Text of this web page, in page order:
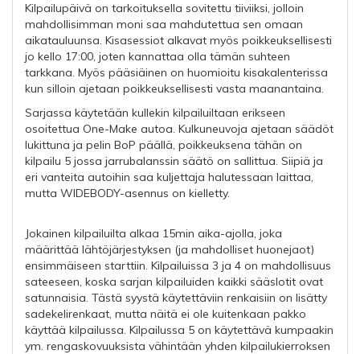
Kilpailupäivä on tarkoituksella sovitettu tiiviiksi, jolloin
mahdollisimman moni saa mahdutettua sen omaan
aikatauluunsa. Kisasessiot alkavat myös poikkeuksellisesti
jo kello 17:00, joten kannattaa olla tämän suhteen
tarkkana. Myös pääsiäinen on huomioitu kisakalenterissa
kun silloin ajetaan poikkeuksellisesti vasta maanantaina.
Sarjassa käytetään kullekin kilpailuiltaan erikseen
osoitettua One-Make autoa. Kulkuneuvoja ajetaan säädöt
lukittuna ja pelin BoP päällä, poikkeuksena tähän on
kilpailu 5 jossa jarrubalanssin säätö on sallittua. Siipiä ja
eri vanteita autoihin saa kuljettaja halutessaan laittaa,
mutta WIDEBODY-asennus on kielletty.
Jokainen kilpailuilta alkaa 15min aika-ajolla, joka
määrittää lähtöjärjestyksen (ja mahdolliset huonejaot)
ensimmäiseen starttiin. Kilpailuissa 3 ja 4 on mahdollisuus
sateeseen, koska sarjan kilpailuiden kaikki sääslotit ovat
satunnaisia. Tästä syystä käytettäviin renkaisiin on lisätty
sadekelirenkaat, mutta näitä ei ole kuitenkaan pakko
käyttää kilpailussa. Kilpailussa 5 on käytettävä kumpaakin
ym. rengaskovuuksista vähintään yhden kilpailukierroksen